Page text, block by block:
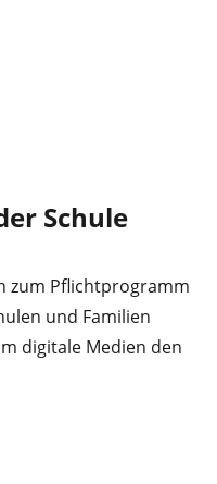
Schule
zum Pflichtprogramm
und Familien
digitale Medien den